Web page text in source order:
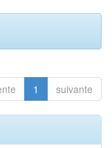
1 suivante